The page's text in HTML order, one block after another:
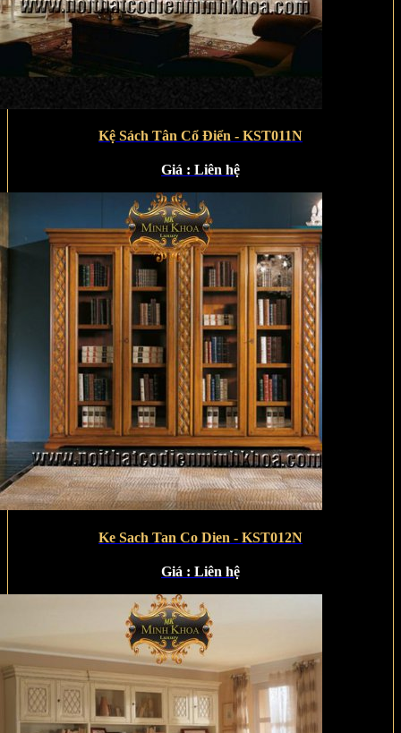
Kệ Sách Tân Cổ Điển - KST011N
Giá : Liên hệ
Ke Sach Tan Co Dien - KST012N
Giá : Liên hệ